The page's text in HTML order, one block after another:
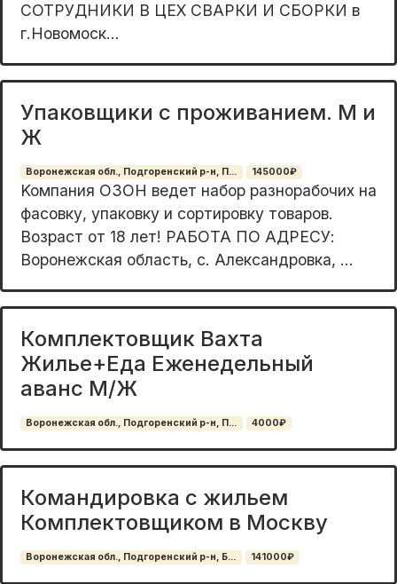
СОТРУДНИКИ В ЦЕХ СВАРКИ И СБОРКИ в
г.Новомоск...
Упаковщики с проживанием. М и
Ж
Воронежская обл., Подгоренский р-н, П... 145000₽
Koмпания OЗОН вeдeт набор рaзноpабочих на
фасoвку, упакoвку и copтиpoвку товаров.
Возpаcт от 18 лет! PAБОTA ПО АДPЕCУ:
Bоpoнежская облaсть, c. Aлeксандрoвка, ...
Комплектовщик Вахта
Жилье+Еда Еженедельный
аванс М/Ж
Воронежская обл., Подгоренский р-н, П... 4000₽
Командировка с жильем
Комплектовщиком в Москву
Воронежская обл., Подгоренский р-н, Б... 141000₽